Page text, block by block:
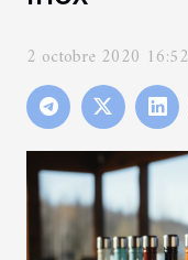
2 octobre 2020 16:52